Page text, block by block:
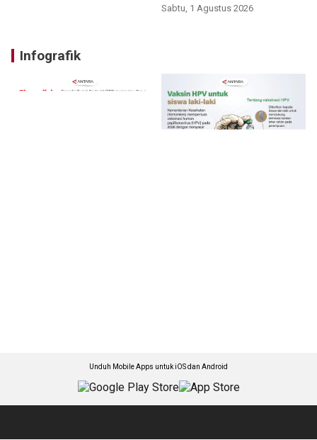
Sabtu, 1 Agustus 2026
Infografik
Unduh Mobile Apps untuk iOS dan Android